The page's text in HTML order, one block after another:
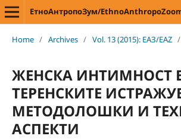
ЕтноАнтропоЗум/
Home / Archives / Vol. 13 (2015): ЕАЗ/EAZ /
ЖЕНСКА ИНТИМНОСТ
ТЕРЕНСКИТЕ
МЕТОДОЛОШКИ И
АСПЕКТИ